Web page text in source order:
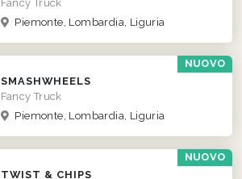
Fancy Truck
Piemonte, Lombardia, Liguria
NUOVO
SMASHWHEELS
Fancy Truck
Piemonte, Lombardia, Liguria
NUOVO
TWIST & CHIPS